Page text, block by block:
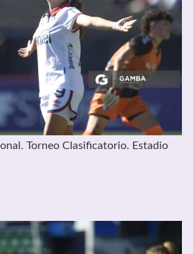
Torneo Clasificatorio. Estadio